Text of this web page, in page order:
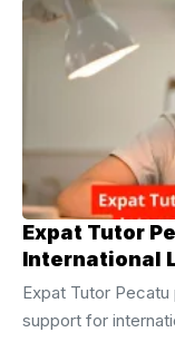
定专属课程计划，
前往 https//
选择适合自己的英
未来的重要一步。
式 学习英语并不是
与不断实践的过程
生是否记住知识，
流。 与此同时，老
程内容。当学生已
实际应用练习，让
活。 此外，持续性
每一次课程都会围
modern living and
expats settle in
quality education
Because of this
Expat Tutor
International
Expat Tutor
support for